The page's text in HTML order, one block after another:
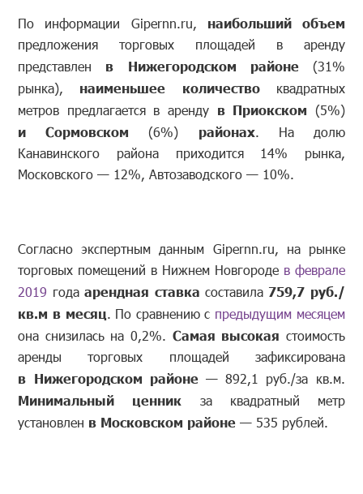
По информации Gipernn.ru, наибольший объем
предложения торговых площадей в аренду
представлен в Нижегородском районе(31%
рынка), наименьшее количествоквадратных
метров предлагается в аренду в Приокском (5%)
и Сормовском (6%) районах. На долю
Канавинского района приходится 14% рынка,
Московского — 12%, Автозаводского — 10%.
Согласно экспертным данным Gipernn.ru, на рынке
торговых помещений в Нижнем Новгороде в феврале
2019 годаарендная ставка составила 759,7 руб./
кв.м в месяц. По сравнению с предыдущим месяцем
она снизилась на 0,2%. Самая высокая стоимость
аренды торговых площадей зафиксирована
в Нижегородском районе— 892,1 руб./за кв.м.
Минимальный ценник за квадратный метр
установлен в Московском районе — 535 рублей.